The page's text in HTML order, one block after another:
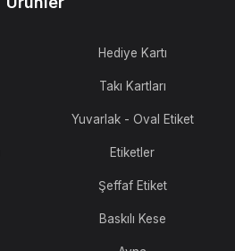
Hediye Kartı
Takı Kartları
Yuvarlak - Oval Etiket
Etiketler
Şeffaf Etiket
Baskılı Kese